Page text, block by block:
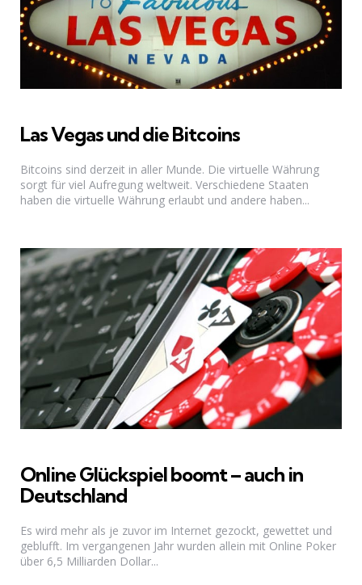
Las Vegas und die Bitcoins
Bitcoins sind derzeit in aller Munde. Die virtuelle Währung
sorgt für viel Aufregung weltweit. Verschiedene Staaten
haben die virtuelle Währung erlaubt und andere haben...
Online Glückspiel boomt – auch in
Deutschland
Es wird mehr als je zuvor im Internet gezockt, gewettet und
geblufft. Im vergangenen Jahr wurden allein mit Online Poker
über 6,5 Milliarden Dollar...